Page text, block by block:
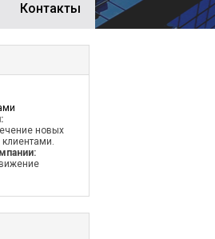
Контакты
новых